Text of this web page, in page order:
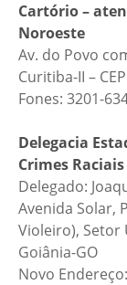
Cartório –
Noroeste
Av. do Povo
Curitiba-II –
Fones: 3201-
Delegacia
Crimes
Delegado:
Avenida Solar,
Violeiro), Setor
Goiânia-GO
Novo